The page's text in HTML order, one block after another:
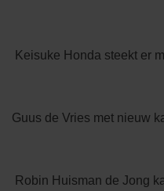
Keisuke Honda steekt er
Guus de Vries met nieuw
Robin Huisman de Jong